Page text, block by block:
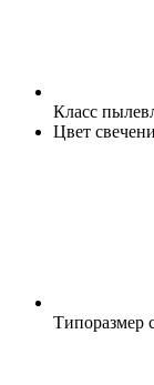
Класс
Цвет
Типоразмер